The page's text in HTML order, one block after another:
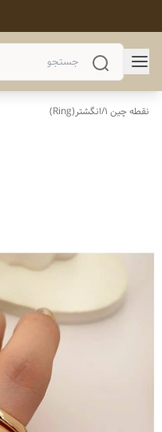
نقطه چین 1 /انگشتر(Ring)